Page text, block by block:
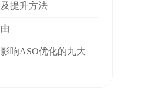
提升方法
响ASO优化的九大